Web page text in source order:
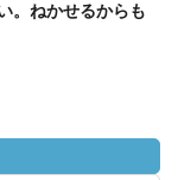
。ねかせるからも